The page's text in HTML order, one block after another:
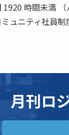
時間未満
ュニティ社員
月刊ロ